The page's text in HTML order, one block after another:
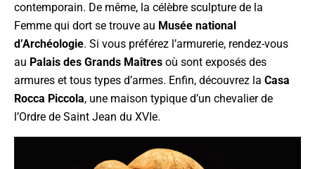
contemporain. De même, la célèbre sculpture de la
Femme qui dort se trouve au Musée national
d’Archéologie. Si vous préférez l’armurerie, rendez-vous
au Palais des Grands Maîtres où sont exposés des
armures et tous types d’armes. Enfin, découvrez la Casa
Rocca Piccola, une maison typique d’un chevalier de
l’Ordre de Saint Jean du XVIe.